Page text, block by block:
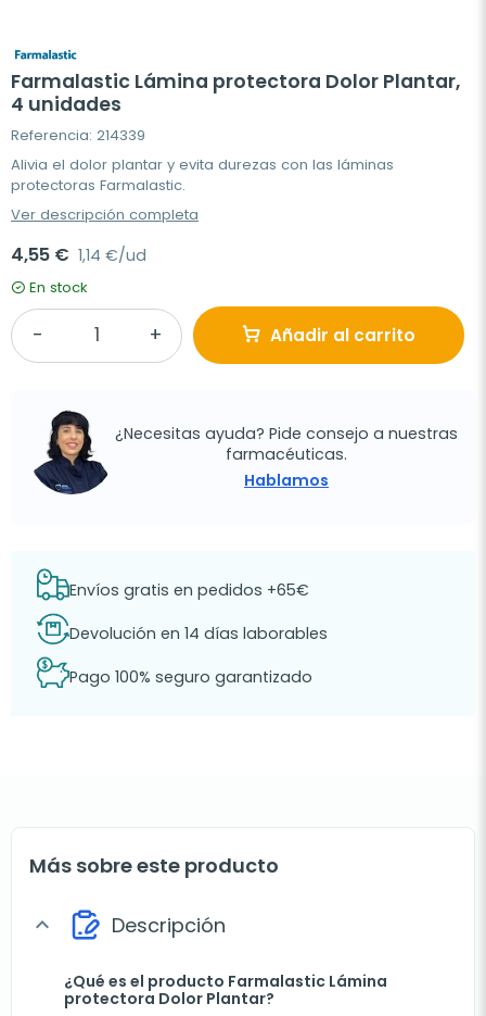
Farmalastic Lámina protectora Dolor Plantar,
4 unidades
Referencia: 214339
Alivia el dolor plantar y evita durezas con las láminas
protectoras Farmalastic.
Ver descripción completa
4,55 € 1,14 €/ud
En stock
Añadir al carrito
¿Necesitas ayuda? Pide consejo a nuestras
farmacéuticas.
Hablamos
Envíos gratis en pedidos +65€
Devolución en 14 días laborables
Pago 100% seguro garantizado
Más sobre este producto
expand_more Descripción
¿Qué es el producto Farmalastic Lámina
protectora Dolor Plantar?